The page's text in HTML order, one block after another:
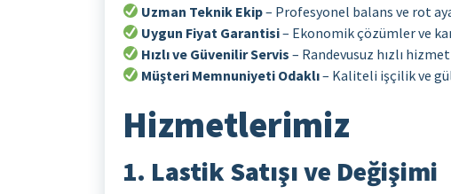
Uzman Teknik Ekip– Profesyonel balans ve rot
Uygun Fiyat Garantisi– Ekonomik çözümler ve
Hızlı ve Güvenilir Servis – Randevusuz hızlı hizmet
Müşteri Memnuniyeti Odaklı– Kaliteli işçilik ve
Hizmetlerimiz
1. Lastik Satışı ve Değişimi